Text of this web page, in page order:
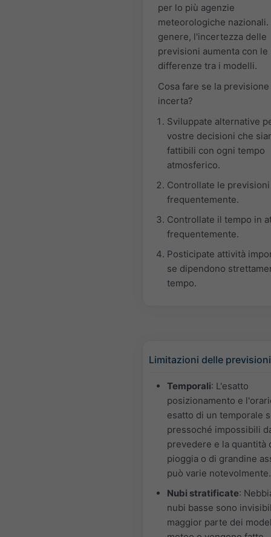
per lo più agenzie
meteorologiche nazionali.
genere, l'incertezza delle
previsioni aumenta con le
differenze tra i modelli.
Cosa fare se la previsione
incerta?
Sviluppate alternative
vostre decisioni che
fattibili con ogni tempo
atmosferico.
Controllate le
frequentemente.
Controllate il tempo in
frequentemente.
Posticipate attività
se dipendono
tempo.
Limitazioni delle previsioni
Temporali: L'esatto
posizionamento e
esatto di un temporale
pressoché impossibili
prevedere e la quantità
pioggia o di grandine
può varie notevolmente.
Nubi stratificate:
nubi basse sono
maggior parte dei